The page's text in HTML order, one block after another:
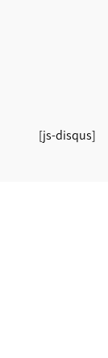
[js-disqus]